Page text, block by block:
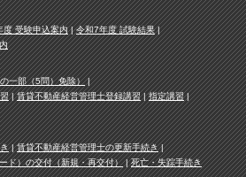
度 受験申込案内
令和7年度 試験結果
一部（5問）免除）
賃貸不動産経営管理士登録講習
指定講習
賃貸不動産経営管理士の更新手続き
ド）の交付（新規・再交付） 死亡・失踪手続き